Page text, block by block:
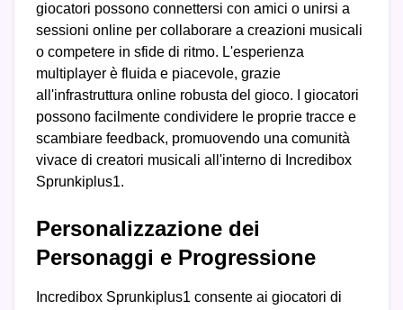
giocatori possono connettersi con amici o unirsi a
sessioni online per collaborare a creazioni musicali
o competere in sfide di ritmo. L'esperienza
multiplayer è fluida e piacevole, grazie
all'infrastruttura online robusta del gioco. I giocatori
possono facilmente condividere le proprie tracce e
scambiare feedback, promuovendo una comunità
vivace di creatori musicali all'interno di Incredibox
Sprunkiplus1.
Personalizzazione dei
Personaggi e Progressione
Incredibox Sprunkiplus1 consente ai giocatori di